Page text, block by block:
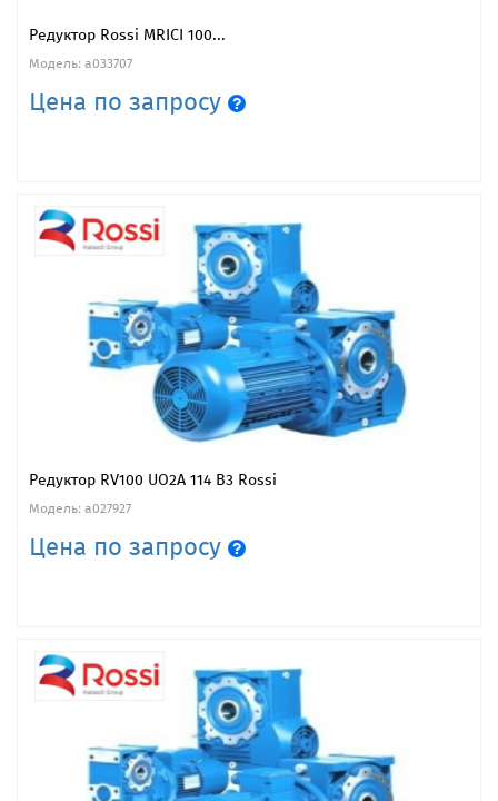
Редуктор Rossi MRICI 100...
Модель: a033707
Цена по запросу
Редуктор RV100 UO2A 114 B3 Rossi
Модель: a027927
Цена по запросу